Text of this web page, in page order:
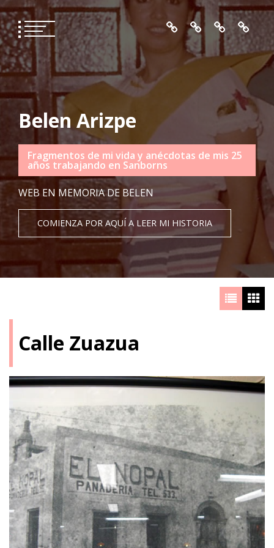
Skip
to
content
Belen Arizpe
Fragmentos de mi vida y anécdotas de mis 25
años trabajando en Sanborns
WEB EN MEMORIA DE BELEN
COMIENZA POR AQUÍ A LEER MI HISTORIA
Calle Zuazua